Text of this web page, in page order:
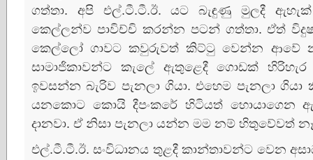
ගත්තා. අපි එල්.ටී.ටී.ඊ. යට බැඳුණු මුලදී
කෙල්ලන්ව පාවිච්චි කරන්න පටන් ගත්තා. ඒත්
කෙල්ලෝ ගාවට කවුරුවත් කිට්‌ටු වෙන්න ආවේ
සාමාජිකාවන්ට කැලේ ඇතුළෙදී ගොඩක්‌
ඉවසන්න බැරිව පැනලා ගියා. එහෙම පැනලා
යනකොට කොයි දීපංකරේ හිටියත් හොයාගෙන
දානවා. ඒ නිසා පැනලා යන්න මම නම් හිතුවේවත්
එල්.ටී.ටී.ඊ. සංවිධානය තුළදී කාන්තාවන්ට වෙන